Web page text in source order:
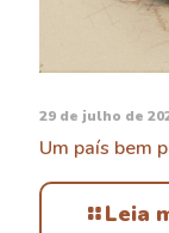
29 de julho de
Um país bem
Leia